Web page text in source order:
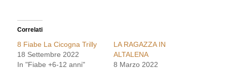
Correlati
8 Fiabe La Cicogna Trilly
18 Settembre 2022
In "Fiabe +6-12 anni"
LA RAGAZZA IN
ALTALENA
8 Marzo 2022